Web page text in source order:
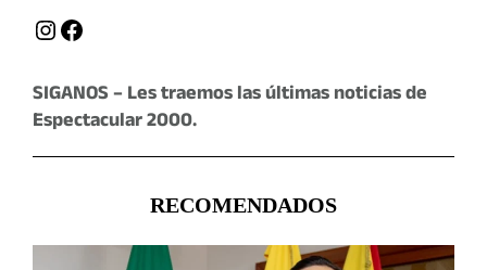
Instagram Facebook
SIGANOS – Les traemos las últimas noticias de
Espectacular 2000.
RECOMENDADOS